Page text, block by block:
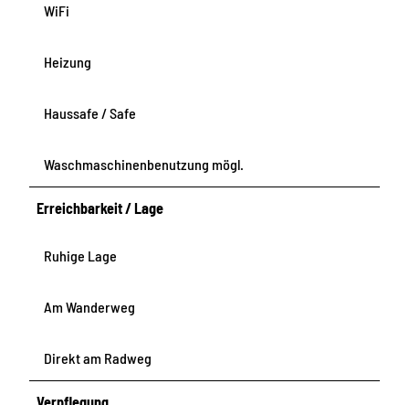
WiFi
Heizung
Haussafe / Safe
Waschmaschinenbenutzung mögl.
Erreichbarkeit / Lage
Ruhige Lage
Am Wanderweg
Direkt am Radweg